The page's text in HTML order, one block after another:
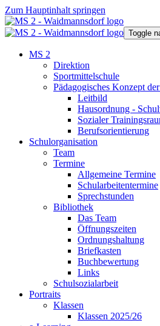
Zum Hauptinhalt springen
Toggle
MS 2
Direktion
Sportmittelschule
Pädagogisches Konzept
Leitbild
Hausordnung -
Sozialer
Berufsorientierung
Schulorganisation
Team
Termine
Allgemeine Termine
Schularbeitentermine
Sprechstunden
Bibliothek
Das Team
Öffnungszeiten
Ordnungshaltung
Briefkasten
Buchbewertung
Links
Schulsozialarbeit
Portraits
Klassen
Klassen 2025/26